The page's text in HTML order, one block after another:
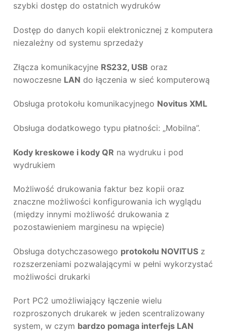
szybki dostęp do ostatnich wydruków
Dostęp do danych kopii elektronicznej z komputera
niezależny od systemu sprzedaży
Złącza komunikacyjne RS232, USB oraz
nowoczesne LAN do łączenia w sieć komputerową
Obsługa protokołu komunikacyjnego Novitus XML
Obsługa dodatkowego typu płatności: „Mobilna”.
Kody kreskowe i kody QR na wydruku i pod
wydrukiem
Możliwość drukowania faktur bez kopii oraz
znaczne możliwości konfigurowania ich wyglądu
(między innymi możliwość drukowania z
pozostawieniem marginesu na wpięcie)
Obsługa dotychczasowego protokołu NOVITUS z
rozszerzeniami pozwalającymi w pełni wykorzystać
możliwości drukarki
Port PC2 umożliwiający łączenie wielu
rozproszonych drukarek w jeden scentralizowany
system, w czym bardzo pomaga interfejs LAN